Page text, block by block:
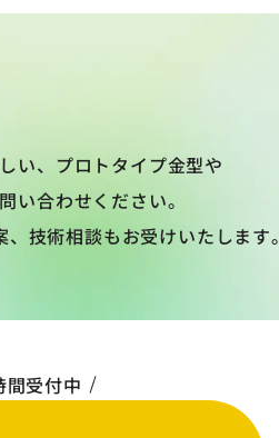
い、プロトタイプ金型や
い合わせください。
技術相談もお受けいたします。
間受付中